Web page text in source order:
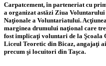
Carpatcement, în parteneriat cu
a organizat astăzi Ziua
Naţionale a Voluntariatului.
marginea drumului naţional care
fost implicaţi voluntari de la Şcoala
Liceul Teoretic din Bicaz, angajaţi
precum şi locuitori din Taşca.